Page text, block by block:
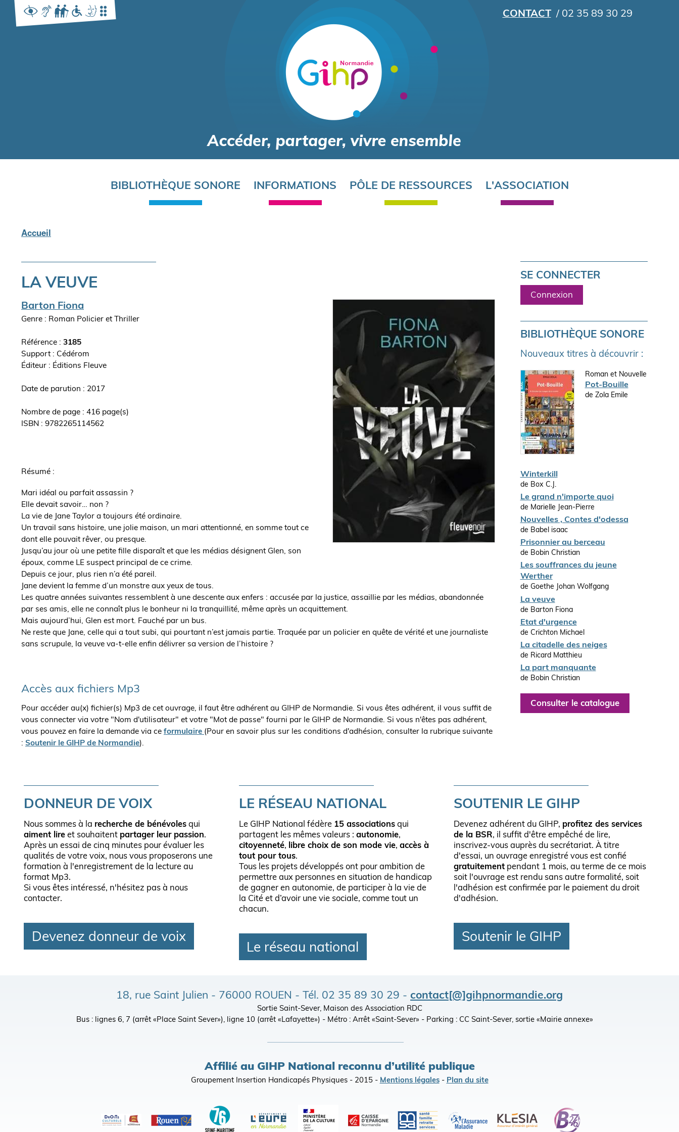
contenu
principal
CONTACT/ 02 35 89 30 29
BIBLIOTHÈQUE SONORE INFORMATIONS PÔLE DE RESSOURCES L'ASSOCIATION
Accueil
LA VEUVE
Auteur(s)
Barton Fiona
Genre : Roman Policier et Thriller
Référence : 3185
Support : Cédérom
Editeur
Éditions Fleuve
Date de parution : 2017
Nombre de page : 416 page(s)
ISBN : 9782265114562
l'ouvrage
Résumé :
Mari idéal ou parfait assassin ?
Elle devait savoir… non ?
La vie de Jane Taylor a toujours été ordinaire.
Un travail sans histoire, une jolie maison, un mari attentionné, en somme tout ce
dont elle pouvait rêver, ou presque.
Jusqu’au jour où une petite fille disparaît et que les médias désignent Glen, son
époux, comme LE suspect principal de ce crime.
Depuis ce jour, plus rien n’a été pareil.
Jane devient la femme d’un monstre aux yeux de tous.
Les quatre années suivantes ressemblent à une descente aux enfers : accusée par la justice, assaillie par les médias, abandonnée
par ses amis, elle ne connaît plus le bonheur ni la tranquillité, même après un acquittement.
Mais aujourd’hui, Glen est mort. Fauché par un bus.
Ne reste que Jane, celle qui a tout subi, qui pourtant n’est jamais partie. Traquée par un policier en quête de vérité et une journaliste
sans scrupule, la veuve va-t-elle enfin délivrer sa version de l’histoire ?
Accès aux fichiers Mp3
Pour accéder au(x) fichier(s) Mp3 de cet ouvrage, il faut être adhérent au GIHP de Normandie. Si vous êtes adhérent, il vous suffit de
vous connecter via votre "Nom d'utilisateur" et votre "Mot de passe" fourni par le GIHP de Normandie. Si vous n'êtes pas adhérent,
vous pouvez en faire la demande via ce formulaire (Pour en savoir plus sur les conditions d'adhésion, consulter la rubrique suivante
: Soutenir le GIHP de Normandie).
SE CONNECTER
Connexion
BIBLIOTHÈQUE SONORE
Nouveaux titres à découvrir :
Roman et Nouvelle
Pot-Bouille
de Zola Emile
Winterkill
de Box C.J.
Le grand n'importe quoi
de Marielle Jean-Pierre
Nouvelles , Contes d'odessa
de Babel isaac
Prisonnier au berceau
de Bobin Christian
Les souffrances du jeune
Werther
de Goethe Johan Wolfgang
La veuve
de Barton Fiona
Etat d'urgence
de Crichton Michael
La citadelle des neiges
de Ricard Matthieu
La part manquante
de Bobin Christian
Consulter le catalogue
DONNEUR DE VOIX
Nous sommes à la recherche de bénévoles qui
aiment lire et souhaitent partager leur passion.
Après un essai de cinq minutes pour évaluer les
qualités de votre voix, nous vous proposerons une
formation à l'enregistrement de la lecture au
format Mp3.
Si vous êtes intéressé, n'hésitez pas à nous
contacter.
Devenez donneur de voix
LE RÉSEAU NATIONAL
Le GIHP National fédère 15 associationsqui
partagent les mêmes valeurs : autonomie,
citoyenneté, libre choix de son mode vie, accès à
tout pour tous.
Tous les projets développés ont pour ambition de
permettre aux personnes en situation de handicap
de gagner en autonomie, de participer à la vie de
la Cité et d’avoir une vie sociale, comme tout un
chacun.
Le réseau national
SOUTENIR LE GIHP
Devenez adhérent du GIHP, profitez des services
de la BSR, il suffit d'être empêché de lire,
inscrivez-vous auprès du secrétariat. À titre
d'essai, un ouvrage enregistré vous est confié
gratuitement pendant 1 mois, au terme de ce mois
soit l'ouvrage est rendu sans autre formalité, soit
l'adhésion est confirmée par le paiement du droit
d'adhésion.
Soutenir le GIHP
18, rue Saint Julien - 76000 ROUEN - Tél. 02 35 89 30 29 - contact[@]gihpnormandie.org
Sortie Saint-Sever, Maison des Association RDC
Bus : lignes 6, 7 (arrêt «Place Saint Sever»), ligne 10 (arrêt «Lafayette») - Métro : Arrêt «Saint-Sever» - Parking : CC Saint-Sever, sortie «Mairie annexe»
Affilié au GIHP National reconnu d’utilité publique
Groupement Insertion Handicapés Physiques - 2015 - Mentions légales- Plan du site